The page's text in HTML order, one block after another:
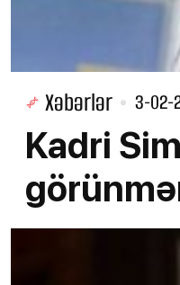
Xəbərlər 3-02-
Kadri